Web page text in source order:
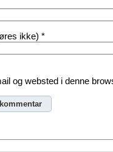
ikke) *
og websted i denne